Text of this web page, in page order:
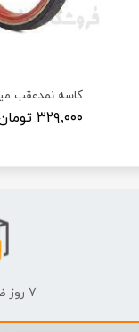
۳۲۹,۰۰۰ تومان
کاسه نمد اهرم دوشاخ کلاچ پراید - VISIUN - ویژن
۷ روز ضمانت بازگشت